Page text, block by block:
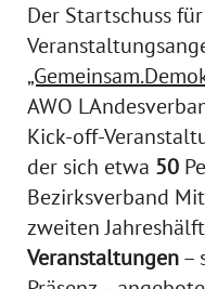
Der Startschuss
AWO
Kick-off-
der sich etwa 50
Bezirksverband
zweiten
Veranstaltungen–